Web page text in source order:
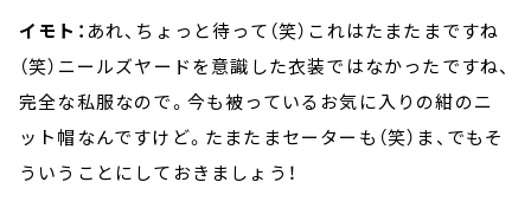
イモト： あれ、ちょっと待って（笑）これはたまたまですね
（笑）ニールズヤードを意識した衣装ではなかったですね、
完全な私服なので。今も被っているお気に入りの紺のニ
ット帽なんですけど。たまたまセーターも（笑）ま、でもそ
ういうことにしておきましょう！